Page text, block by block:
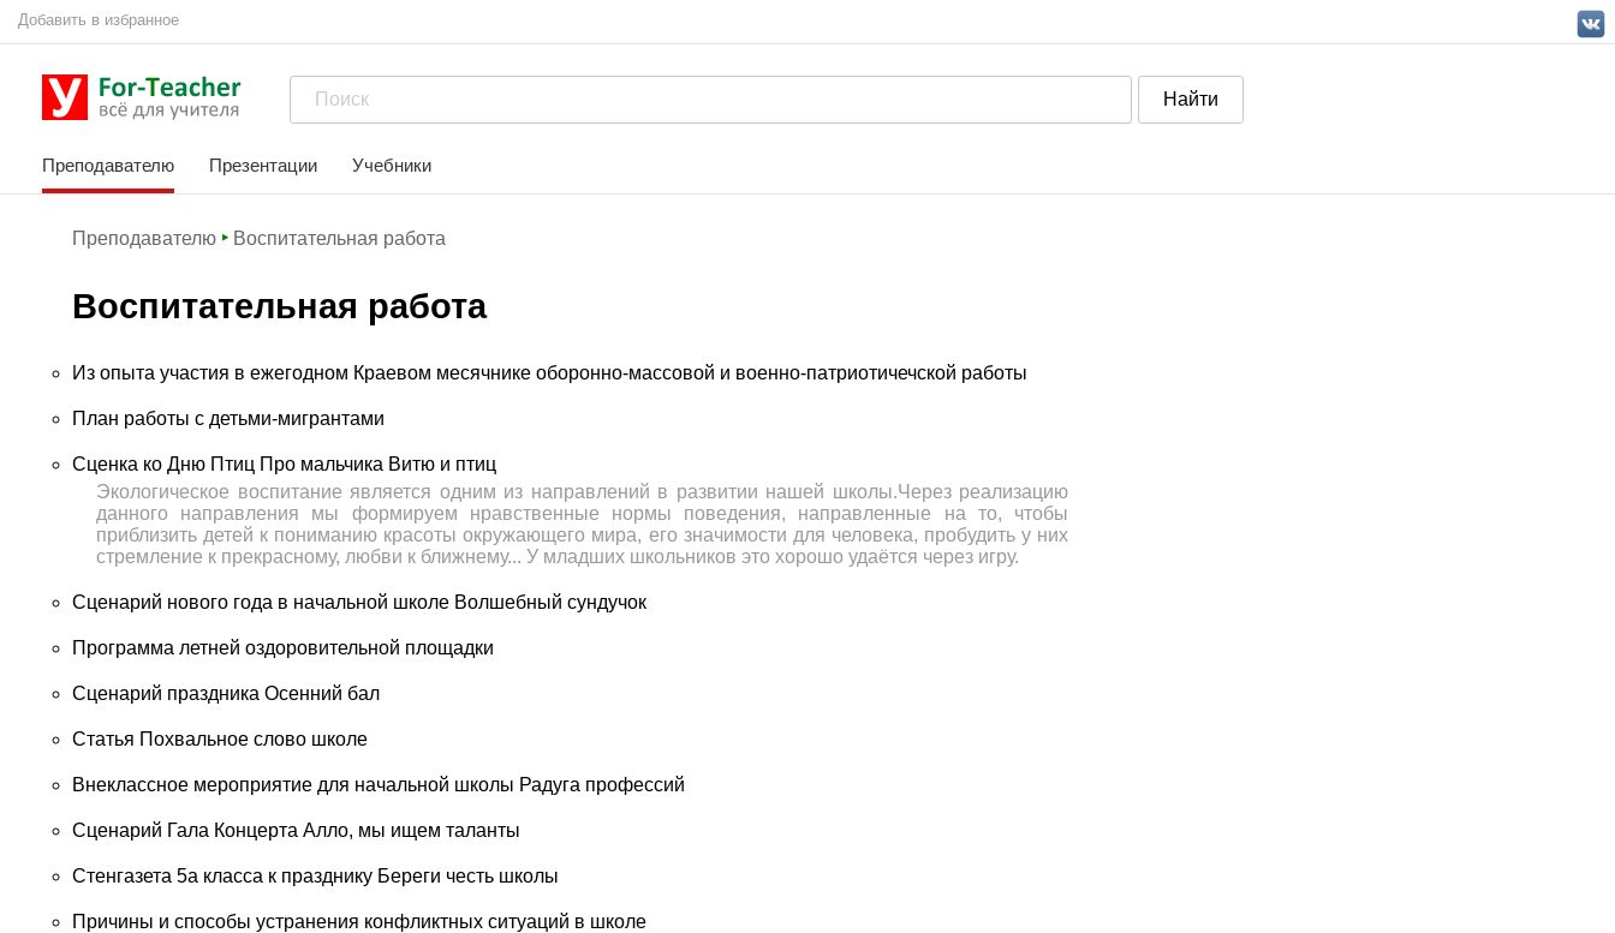
Добавить в избранное
Преподавателю Презентации Учебники
Преподавателю Воспитательная работа
Воспитательная работа
Из опыта участия в ежегодном Краевом месячнике оборонно-массовой и военно-патриотичечской работы
План работы с детьми-мигрантами
Сценка ко Дню Птиц Про мальчика Витю и птиц
Экологическое воспитание является одним из направлений в развитии нашей школы.Через реализацию
данного направления мы формируем нравственные нормы поведения, направленные на то, чтобы
приблизить детей к пониманию красоты окружающего мира, его значимости для человека, пробудить у них
стремление к прекрасному, любви к ближнему... У младших школьников это хорошо удаётся через игру.
Сценарий нового года в начальной школе Волшебный сундучок
Программа летней оздоровительной площадки
Сценарий праздника Осенний бал
Статья Похвальное слово школе
Внеклассное мероприятие для начальной школы Радуга профессий
Сценарий Гала Концерта Алло, мы ищем таланты
Стенгазета 5а класса к празднику Береги честь школы
Причины и способы устранения конфликтных ситуаций в школе